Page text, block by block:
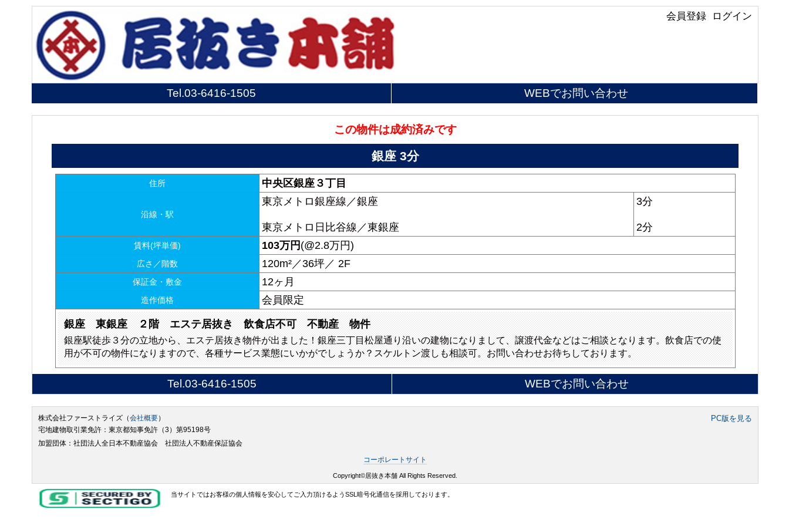
ログイン
会員登録
Tel.03-6416-1505 WEBでお問い合わせ
この物件は成約済みです
銀座 3分
住所 中央区銀座３丁目
沿線・駅
東京メトロ銀座線／銀座
東京メトロ日比谷線／東銀座
3分
2分
賃料(坪単価) 103万円 (@2.8万円)
広さ／階数 120m²／36坪／ 2F
保証金・敷金 12ヶ月
造作価格 会員限定
銀座 東銀座 ２階 エステ居抜き 飲食店不可 不動産 物件
銀座駅徒歩３分の立地から、エステ居抜き物件が出ました！銀座三丁目松屋通り沿いの建物になりまして、譲渡代金などはご相談となります。飲食店での使
用が不可の物件になりますので、各種サービス業態にいかがでしょうか？スケルトン渡しも相談可。お問い合わせお待ちしております。
Tel.03-6416-1505 WEBでお問い合わせ
株式会社ファーストライズ（会社概要） PC版を見る
宅地建物取引業免許：東京都知事免許（3）第95198号
加盟団体：社団法人全日本不動産協会 社団法人不動産保証協会
コーポレートサイト
Copyright©居抜き本舗 All Rights Reserved.
当サイトではお客様の個人情報を安心してご入力頂けるようSSL暗号化通信を採用しております。